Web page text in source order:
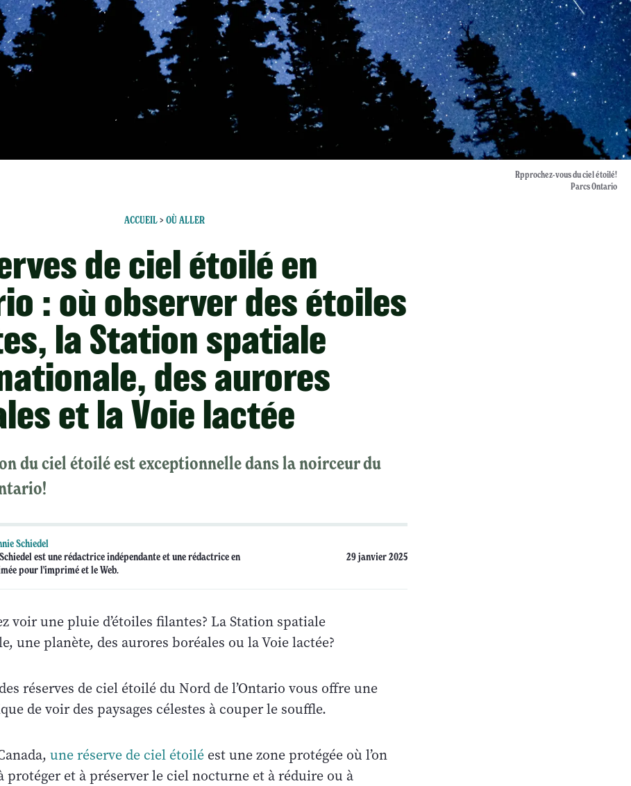
Rpprochez-vous du ciel étoilé!
Parcs Ontario
ACCUEIL> OÙ ALLER
de ciel étoilé en
: où observer des étoiles
la Station spatiale
des aurores
et la Voie lactée
du ciel étoilé est exceptionnelle dans la noirceur du
Schiedel
est une rédactrice indépendante et une rédactrice en
pour l'imprimé et le Web.
29 janvier 2025
voir une pluie d’étoiles filantes? La Station spatiale
une planète, des aurores boréales ou la Voie lactée?
réserves de ciel étoilé du Nord de l’Ontario vous offre une
de voir des paysages célestes à couper le souffle.
une réserve de ciel étoilé est une zone protégée où l’on
à protéger et à préserver le ciel nocturne et à réduire ou à